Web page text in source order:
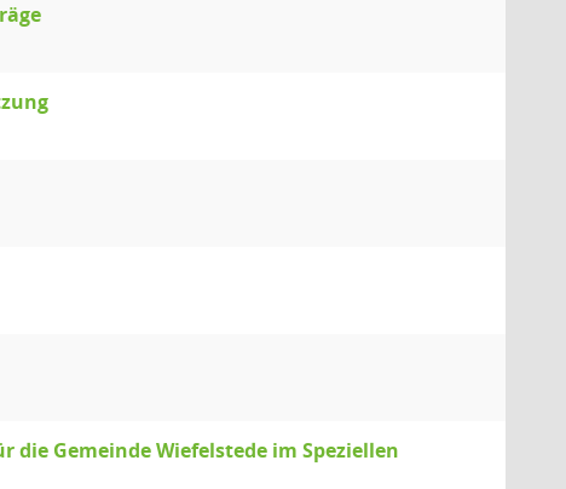
Gemeinde Wiefelstede im Speziellen